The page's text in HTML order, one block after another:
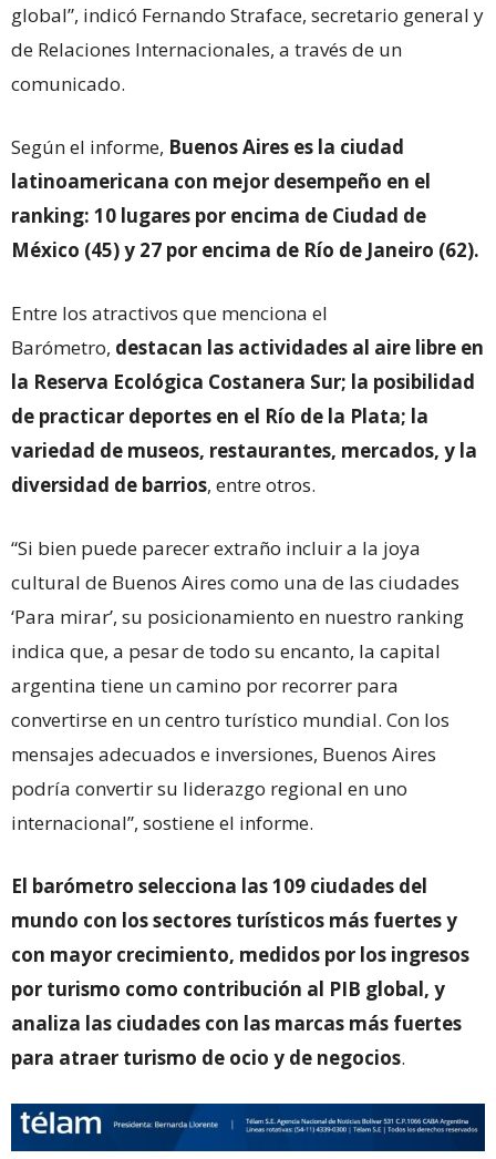
global”, indicó Fernando Straface, secretario general y
de Relaciones Internacionales, a través de un
comunicado.
Según el informe, Buenos Aires es la ciudad
latinoamericana con mejor desempeño en el
ranking: 10 lugares por encima de Ciudad de
México (45) y 27 por encima de Río de Janeiro (62).
Entre los atractivos que menciona el
Barómetro, destacan las actividades al aire libre en
la Reserva Ecológica Costanera Sur; la posibilidad
de practicar deportes en el Río de la Plata; la
variedad de museos, restaurantes, mercados, y la
diversidad de barrios, entre otros.
“Si bien puede parecer extraño incluir a la joya
cultural de Buenos Aires como una de las ciudades
‘Para mirar’, su posicionamiento en nuestro ranking
indica que, a pesar de todo su encanto, la capital
argentina tiene un camino por recorrer para
convertirse en un centro turístico mundial. Con los
mensajes adecuados e inversiones, Buenos Aires
podría convertir su liderazgo regional en uno
internacional”, sostiene el informe.
El barómetro selecciona las 109 ciudades del
mundo con los sectores turísticos más fuertes y
con mayor crecimiento, medidos por los ingresos
por turismo como contribución al PIB global, y
analiza las ciudades con las marcas más fuertes
para atraer turismo de ocio y de negocios.